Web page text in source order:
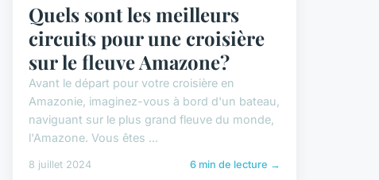
Quels sont les meilleurs
circuits pour une croisière
sur le fleuve Amazone?
Avant le départ pour votre croisière en
Amazonie, imaginez-vous à bord d'un bateau,
naviguant sur le plus grand fleuve du monde,
l'Amazone. Vous êtes ...
8 juillet 2024 6 min de lecture →